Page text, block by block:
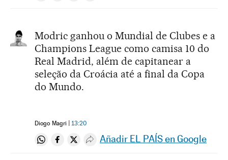
Modric ganhou o Mundial de Clubes e a
Champions League como camisa 10 do
Real Madrid, além de capitanear a
seleção da Croácia até a final da Copa
do Mundo.
Diogo Magri 13:20
Compartir en Whatsapp
Compartir en Facebook
Compartir en Twitter
Desplegar Redes Sociales
Añadir EL PAÍS en Google